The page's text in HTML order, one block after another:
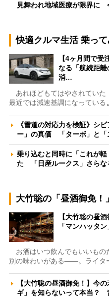
見舞われ地域医療が限界に
快適クルマ生活 乗っ
【4ヶ月間で受
なる「航続距
消…
あれほどもてはやされていた
最近では減速基調になっている
《雪道の対応力を検証》シ
ー」の真価 「ターボ」と
乗り込むと同時に「これが
た 「日産ルークス」さら
大竹聡の「昼酒御免！」
【大竹聡の昼
「マンハッタ
お酒はいつ飲んでもいいもの
別の味わいがある――。ライタ
【大竹聡の昼酒御免！】今
ギ」を知らないって本当？